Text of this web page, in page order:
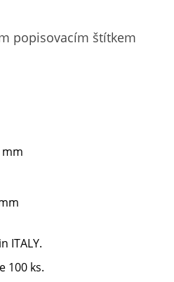
popisovacím štítkem
mm
ITALY.
100 ks.